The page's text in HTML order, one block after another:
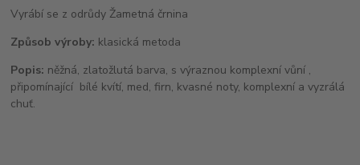
Vyrábí se z odrůdy Žametná črnina
Způsob výroby: klasická metoda
Popis: něžná, zlatožlutá barva, s výraznou komplexní vůní ,
připomínající bílé kvítí, med, firn, kvasné noty, komplexní a vyzrálá
chuť.